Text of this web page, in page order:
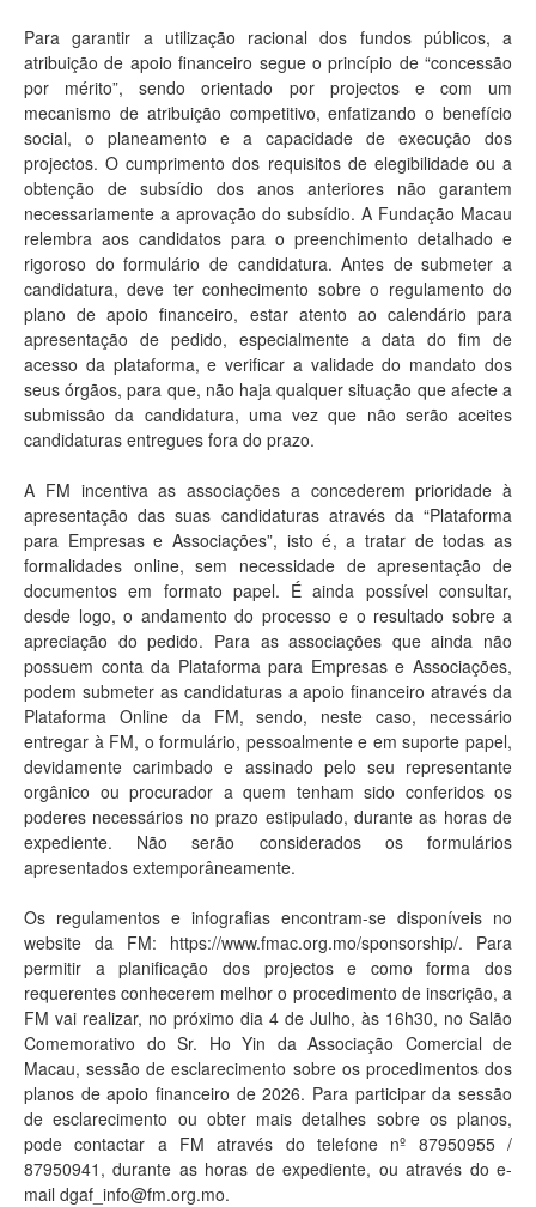
Para garantir a utilização racional dos fundos públicos, a
atribuição de apoio financeiro segue o princípio de “concessão
por mérito”, sendo orientado por projectos e com um
mecanismo de atribuição competitivo, enfatizando o benefício
social, o planeamento e a capacidade de execução dos
projectos. O cumprimento dos requisitos de elegibilidade ou a
obtenção de subsídio dos anos anteriores não garantem
necessariamente a aprovação do subsídio. A Fundação Macau
relembra aos candidatos para o preenchimento detalhado e
rigoroso do formulário de candidatura. Antes de submeter a
candidatura, deve ter conhecimento sobre o regulamento do
plano de apoio financeiro, estar atento ao calendário para
apresentação de pedido, especialmente a data do fim de
acesso da plataforma, e verificar a validade do mandato dos
seus órgãos, para que, não haja qualquer situação que afecte a
submissão da candidatura, uma vez que não serão aceites
candidaturas entregues fora do prazo.
A FM incentiva as associações a concederem prioridade à
apresentação das suas candidaturas através da “Plataforma
para Empresas e Associações”, isto é, a tratar de todas as
formalidades online, sem necessidade de apresentação de
documentos em formato papel. É ainda possível consultar,
desde logo, o andamento do processo e o resultado sobre a
apreciação do pedido. Para as associações que ainda não
possuem conta da Plataforma para Empresas e Associações,
podem submeter as candidaturas a apoio financeiro através da
Plataforma Online da FM, sendo, neste caso, necessário
entregar à FM, o formulário, pessoalmente e em suporte papel,
devidamente carimbado e assinado pelo seu representante
orgânico ou procurador a quem tenham sido conferidos os
poderes necessários no prazo estipulado, durante as horas de
expediente. Não serão considerados os formulários
apresentados extemporâneamente.
Os regulamentos e infografias encontram-se disponíveis no
website da FM: https://www.fmac.org.mo/sponsorship/. Para
permitir a planificação dos projectos e como forma dos
requerentes conhecerem melhor o procedimento de inscrição, a
FM vai realizar, no próximo dia 4 de Julho, às 16h30, no Salão
Comemorativo do Sr. Ho Yin da Associação Comercial de
Macau, sessão de esclarecimento sobre os procedimentos dos
planos de apoio financeiro de 2026. Para participar da sessão
de esclarecimento ou obter mais detalhes sobre os planos,
pode contactar a FM através do telefone nº 87950955 /
87950941, durante as horas de expediente, ou através do e-
mail dgaf_info@fm.org.mo.